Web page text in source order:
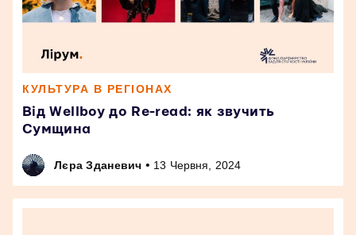
КУЛЬТУРА В РЕГІОНАХ
Від Wellboy до Re-read: як звучить
Сумщина
Лєра Зданевич • 13 Червня, 2024